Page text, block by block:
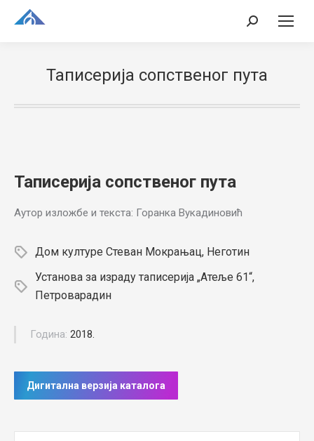
Search:
Таписерија сопственог пута
Таписерија сопственог пута
Аутор изложбе и текста: Горанка Вукадиновић
Дом културе Стеван Мокрањац, Неготин
Установа за израду таписерија „Атеље 61“,
Петроварадин
Година: 2018.
Дигитална верзија каталога